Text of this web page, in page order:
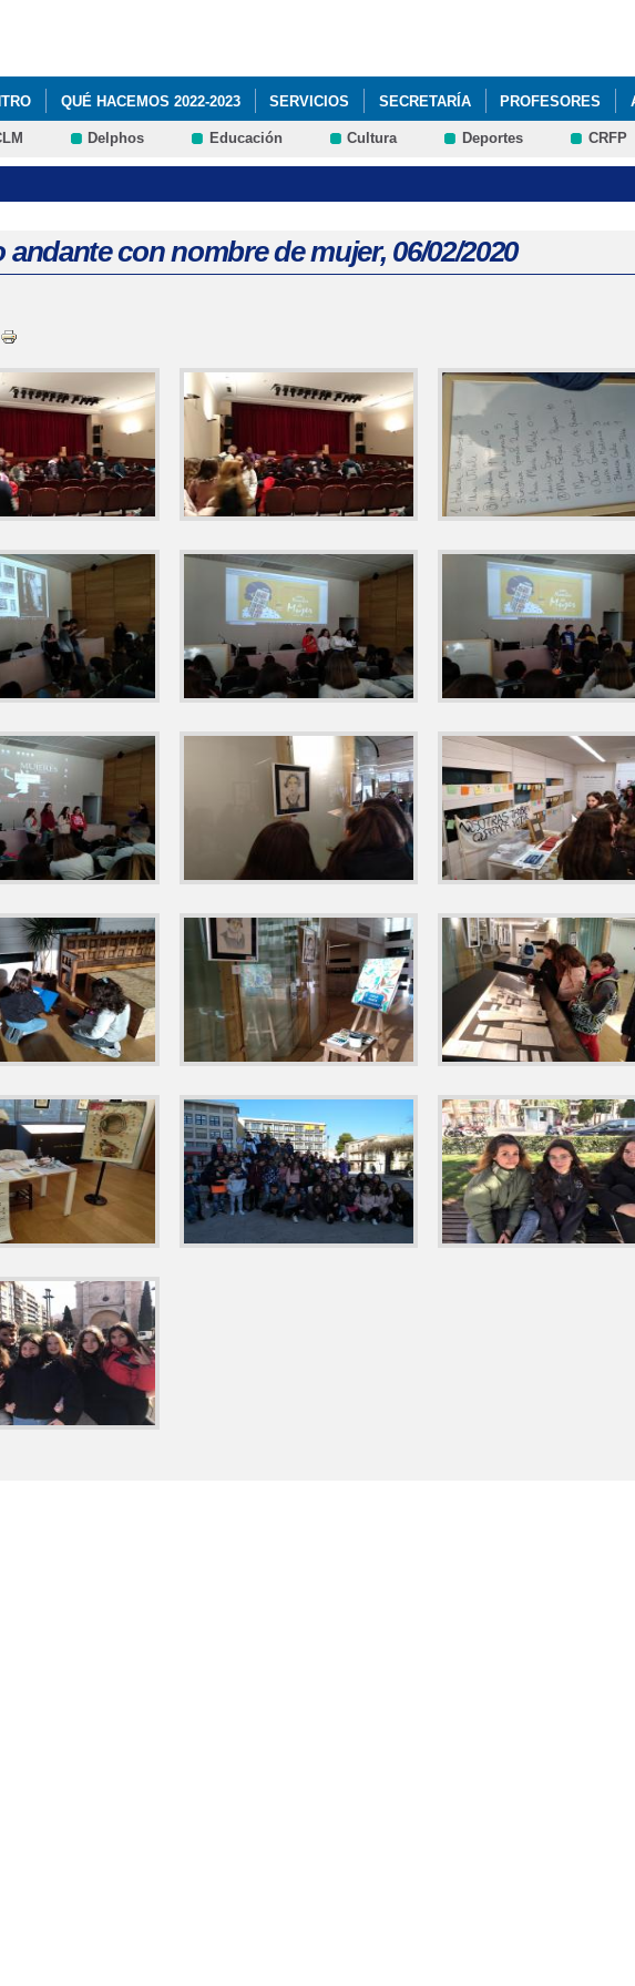
QUÉ HACEMOS 2022-2023 SERVICIOS SECRETARÍA PROFESORES
Delphos Educación Cultura Deportes CRFP
andante con nombre de mujer, 06/02/2020